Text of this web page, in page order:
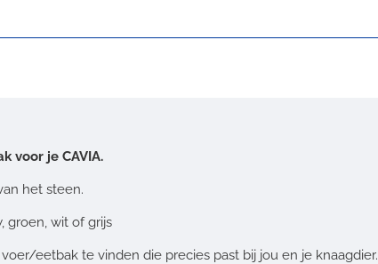
voor je CAVIA.
het steen.
groen, wit of grijs
eetbak te vinden die precies past bij jou en je knaagdier.